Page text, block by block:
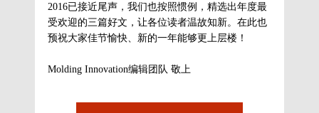
2016已接近尾声，我们也按照惯例，精选出年度最
受欢迎的三篇好文，让各位读者温故知新。在此也
预祝大家佳节愉快、新的一年能够更上层楼！
Molding Innovation编辑团队 敬上